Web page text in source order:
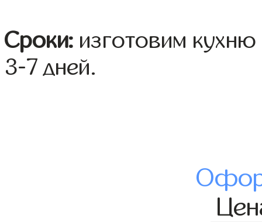
Сроки: изготовим
3-7 дней.